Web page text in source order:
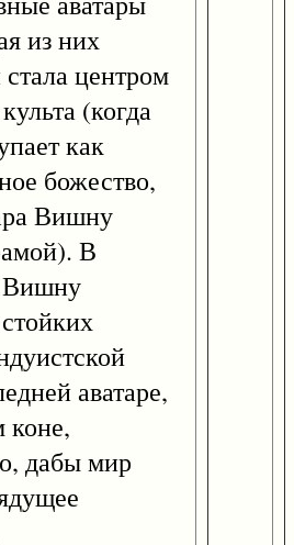
из них
центром
(когда
как
божество,
Вишну
В
Вишну
аватаре,
коне,
дабы мир